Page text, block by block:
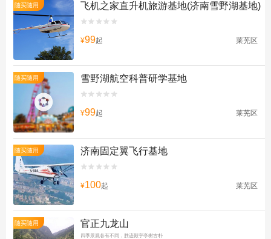
随买随用 飞机之家直升机旅游基地(济南雪野湖基地)


¥99起 莱芜区
随买随用 雪野湖航空科普研学基地


¥99起 莱芜区
随买随用 济南固定翼飞行基地


¥100起 莱芜区
随买随用 官正九龙山
四季景观各有不同，胜迹殿宇亭榭古朴